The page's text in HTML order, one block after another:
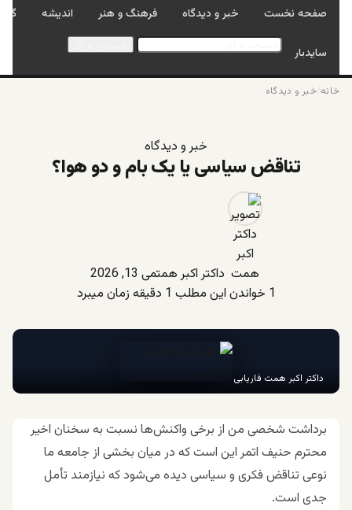
صفحه نخست خبر و دیدگاه فرهنگ و هنر اندیشه
سایدبار
خانه /خبر و دیدگاه
خبر و دیدگاه
تناقض سیاسی یا یک بام و دو هوا؟
داکتر اکبر همتمی 13, 2026
1 خواندن این مطلب 1 دقیقه زمان میبرد
داکتر اکبر همت فاریابی
برداشت شخصی من از برخی واکنش‌ها نسبت به سخنان اخیر
محترم حنیف اتمر این است که در میان بخشی از جامعه ما
نوعی تناقض فکری و سیاسی دیده می‌شود که نیازمند تأمل
جدی است.